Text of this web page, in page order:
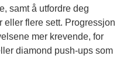
samt å utfordre deg
flere sett. Progressjon
mer krevende, for
diamond push-ups som